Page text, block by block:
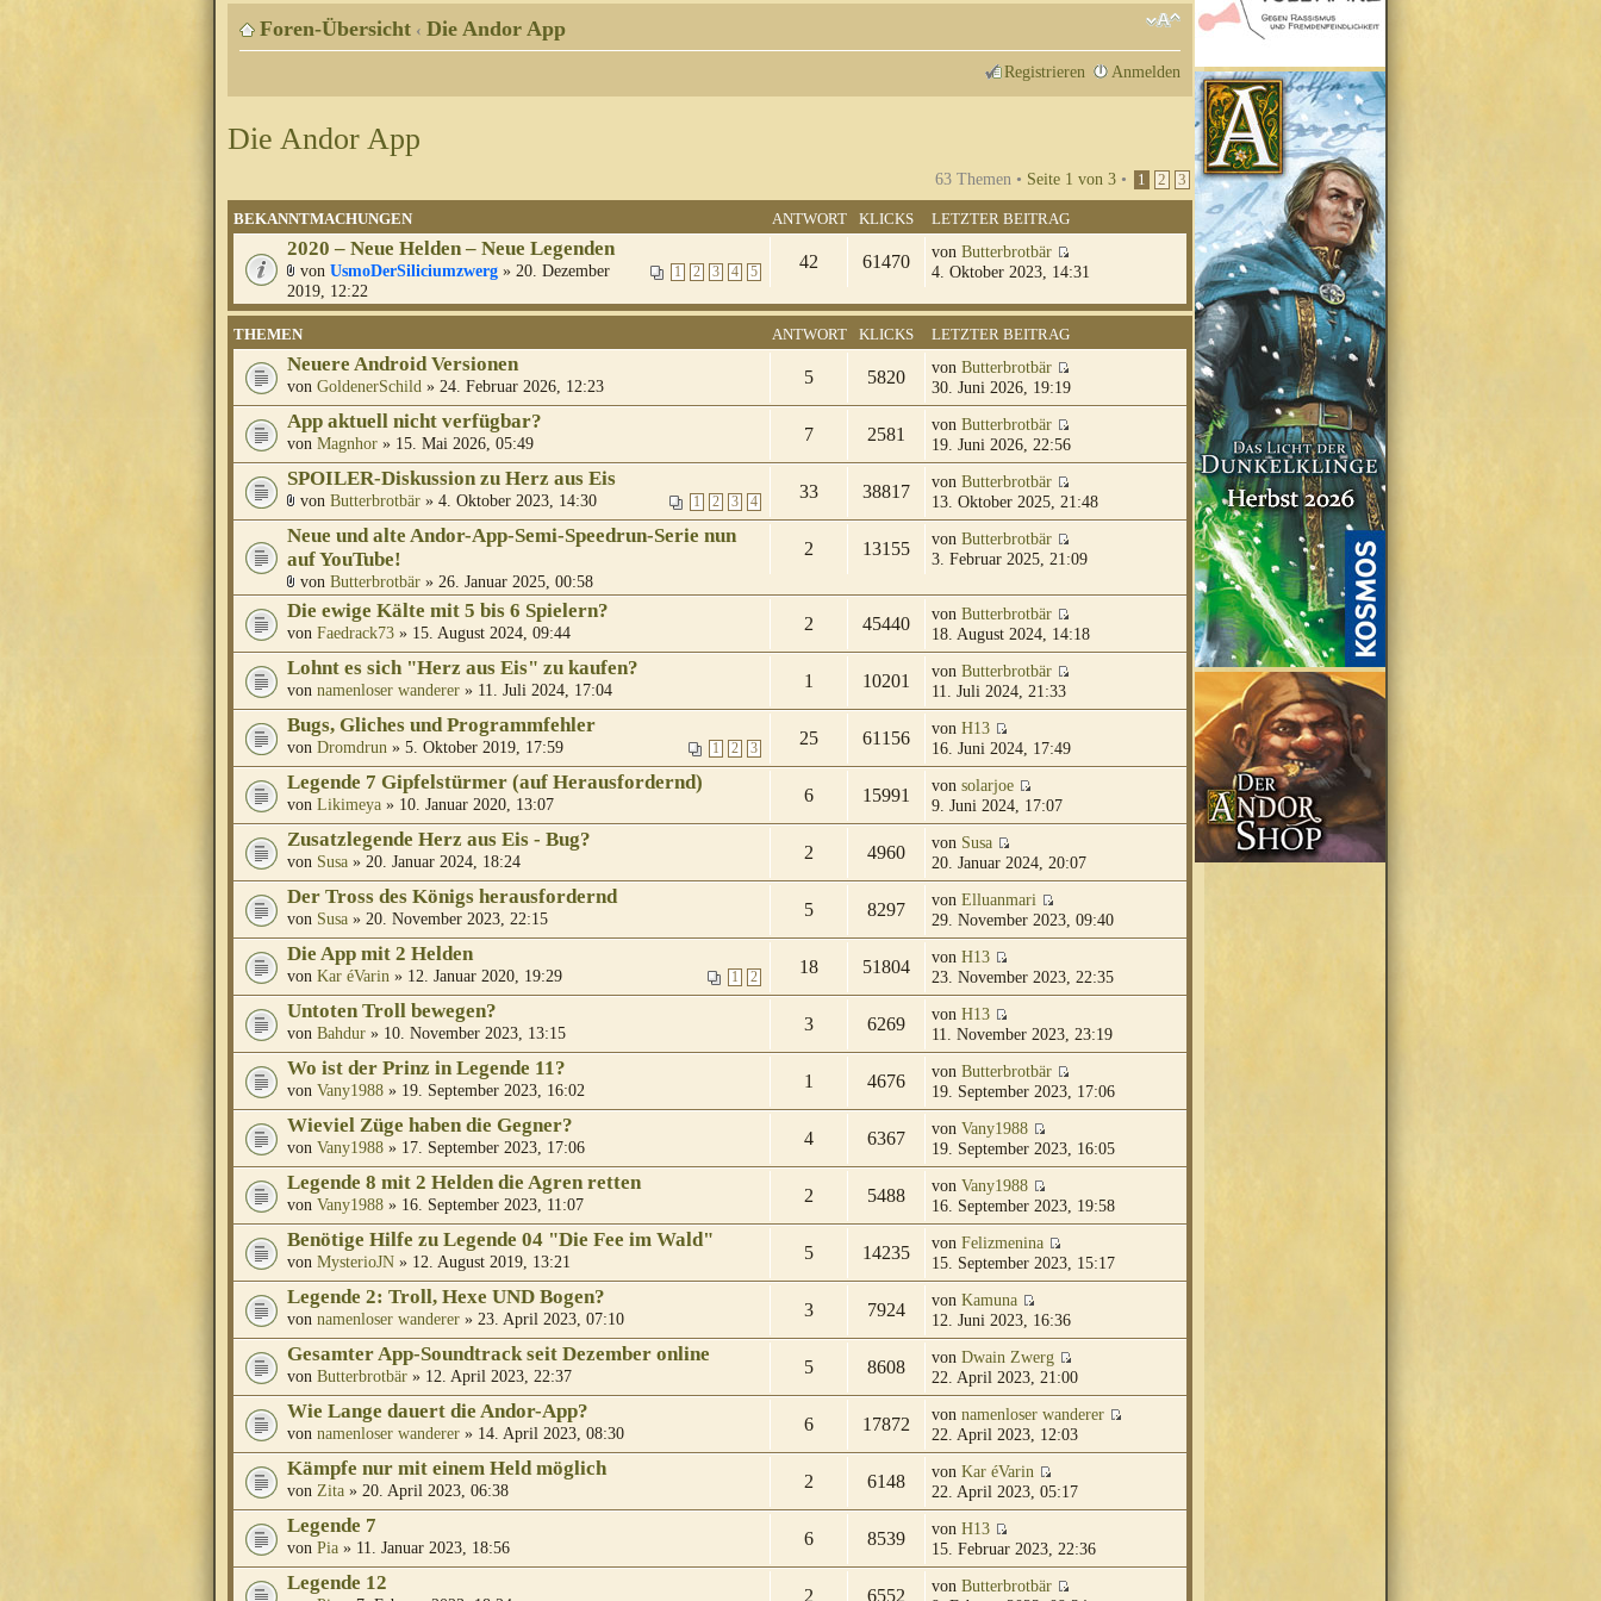
Foren-Übersicht ‹ Die Andor App
Registrieren Anmelden
Die Andor App
63 Themen • Seite 1 von 3 • 1 2 3
BEKANNTMACHUNGEN ANTWORT KLICKS LETZTER BEITRAG
2020 – Neue Helden – Neue Legenden
1 2 3 4 5
von UsmoDerSiliciumzwerg » 20. Dezember
2019, 12:22
42 61470 von Butterbrotbär
4. Oktober 2023, 14:31
THEMEN ANTWORT KLICKS LETZTER BEITRAG
Neuere Android Versionen
von GoldenerSchild » 24. Februar 2026, 12:23 5 5820 von Butterbrotbär
30. Juni 2026, 19:19
App aktuell nicht verfügbar?
von Magnhor » 15. Mai 2026, 05:49 7 2581 von Butterbrotbär
19. Juni 2026, 22:56
SPOILER-Diskussion zu Herz aus Eis
1 2 3 4
von Butterbrotbär » 4. Oktober 2023, 14:30 33 38817 von Butterbrotbär
13. Oktober 2025, 21:48
Neue und alte Andor-App-Semi-Speedrun-Serie nun
auf YouTube!
von Butterbrotbär » 26. Januar 2025, 00:58
2 13155 von Butterbrotbär
3. Februar 2025, 21:09
Die ewige Kälte mit 5 bis 6 Spielern?
von Faedrack73 » 15. August 2024, 09:44 2 45440 von Butterbrotbär
18. August 2024, 14:18
Lohnt es sich "Herz aus Eis" zu kaufen?
von namenloser wanderer » 11. Juli 2024, 17:04 1 10201 von Butterbrotbär
11. Juli 2024, 21:33
Bugs, Gliches und Programmfehler
1 2 3
von Dromdrun » 5. Oktober 2019, 17:59 25 61156 von H13
16. Juni 2024, 17:49
Legende 7 Gipfelstürmer (auf Herausfordernd)
von Likimeya » 10. Januar 2020, 13:07 6 15991 von solarjoe
9. Juni 2024, 17:07
Zusatzlegende Herz aus Eis - Bug?
von Susa » 20. Januar 2024, 18:24 2 4960 von Susa
20. Januar 2024, 20:07
Der Tross des Königs herausfordernd
von Susa » 20. November 2023, 22:15 5 8297 von Elluanmari
29. November 2023, 09:40
Die App mit 2 Helden
1 2
von Kar éVarin » 12. Januar 2020, 19:29 18 51804 von H13
23. November 2023, 22:35
Untoten Troll bewegen?
von Bahdur » 10. November 2023, 13:15 3 6269 von H13
11. November 2023, 23:19
Wo ist der Prinz in Legende 11?
von Vany1988 » 19. September 2023, 16:02 1 4676 von Butterbrotbär
19. September 2023, 17:06
Wieviel Züge haben die Gegner?
von Vany1988 » 17. September 2023, 17:06 4 6367 von Vany1988
19. September 2023, 16:05
Legende 8 mit 2 Helden die Agren retten
von Vany1988 » 16. September 2023, 11:07 2 5488 von Vany1988
16. September 2023, 19:58
Benötige Hilfe zu Legende 04 "Die Fee im Wald"
von MysterioJN » 12. August 2019, 13:21 5 14235 von Felizmenina
15. September 2023, 15:17
Legende 2: Troll, Hexe UND Bogen?
von namenloser wanderer » 23. April 2023, 07:10 3 7924 von Kamuna
12. Juni 2023, 16:36
Gesamter App-Soundtrack seit Dezember online
von Butterbrotbär » 12. April 2023, 22:37 5 8608 von Dwain Zwerg
22. April 2023, 21:00
Wie Lange dauert die Andor-App?
von namenloser wanderer » 14. April 2023, 08:30 6 17872 von namenloser wanderer
22. April 2023, 12:03
Kämpfe nur mit einem Held möglich
von Zita » 20. April 2023, 06:38 2 6148 von Kar éVarin
22. April 2023, 05:17
Legende 7
von Pia » 11. Januar 2023, 18:56 6 8539 von H13
15. Februar 2023, 22:36
Legende 12
2 6552 von Butterbrotbär